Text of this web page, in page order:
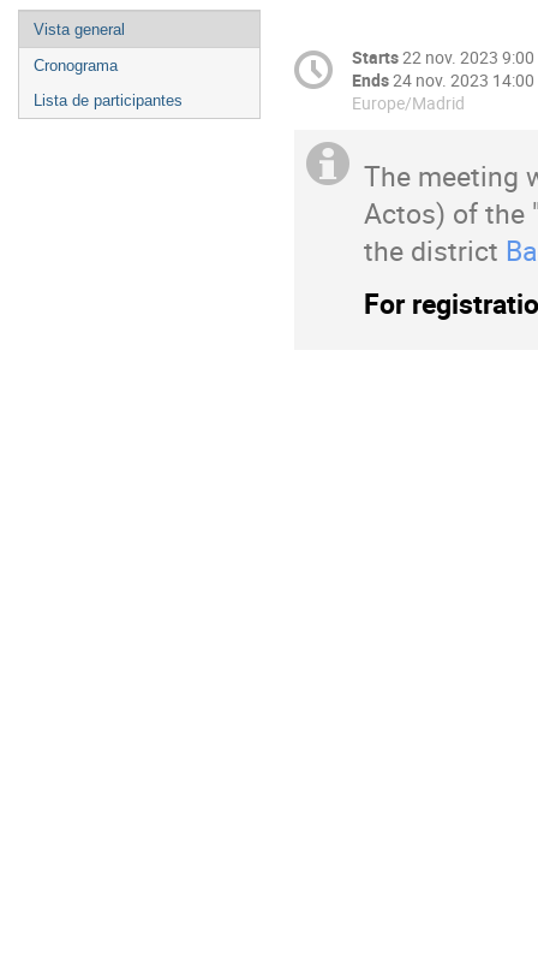
Vista general
Cronograma
Lista de participantes
Starts22 nov. 2023 9:00
Ends24 nov. 2023 14:00
Europe/Madrid
The meeting
Actos) of the
the district
For